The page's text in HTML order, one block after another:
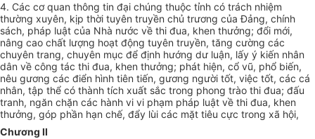
4. Các cơ quan thông tin đại chúng thuộc tỉnh có trách nhiệm
thường xuyên, kịp thời tuyên truyền chủ trương của Đảng, chính
sách, pháp luật của Nhà nước về thi đua, khen thưởng; đổi mới,
nâng cao chất lượng hoạt động tuyên truyền, tăng cường các
chuyên trang, chuyên mục để định hướng dư luận, lấy ý kiến nhân
dân về công tác thi đua, khen thưởng; phát hiện, cổ vũ, phổ biến,
nêu gương các điển hình tiên tiến, gương người tốt, việc tốt, các cá
nhân, tập thể có thành tích xuất sắc trong phong trào thi đua; đấu
tranh, ngăn chặn các hành vi vi phạm pháp luật về thi đua, khen
thưởng, góp phần hạn chế, đẩy lùi các mặt tiêu cực trong xã hội,
Chương II